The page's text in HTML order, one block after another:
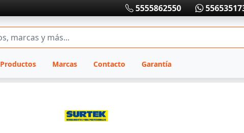
5555862550
Productos Marcas Contacto Garantía